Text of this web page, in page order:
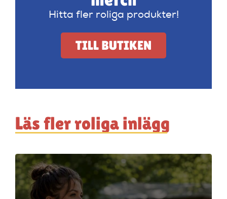
Hitta fler roliga produkter!
TILL BUTIKEN
Läs fler roliga inlägg